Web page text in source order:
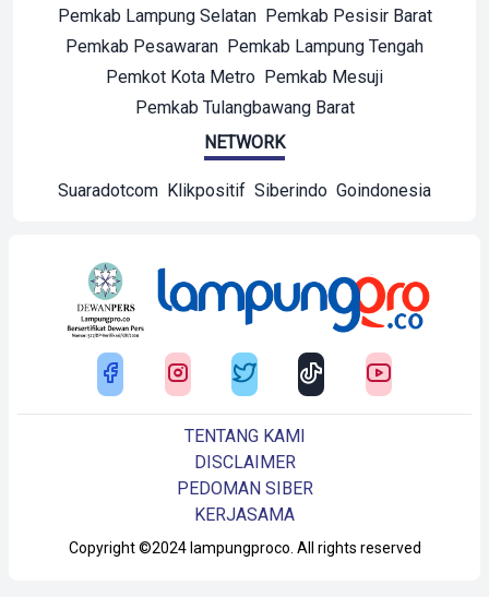
Pemkab Lampung Selatan
Pemkab Pesisir Barat
Pemkab Pesawaran Pemkab Lampung Tengah
Pemkot Kota Metro Pemkab Mesuji
Pemkab Tulangbawang Barat
NETWORK
Suaradotcom Klikpositif Siberindo Goindonesia
Copyright ©2024 lampungproco. All rights reserved
TENTANG KAMI
DISCLAIMER
PEDOMAN SIBER
KERJASAMA